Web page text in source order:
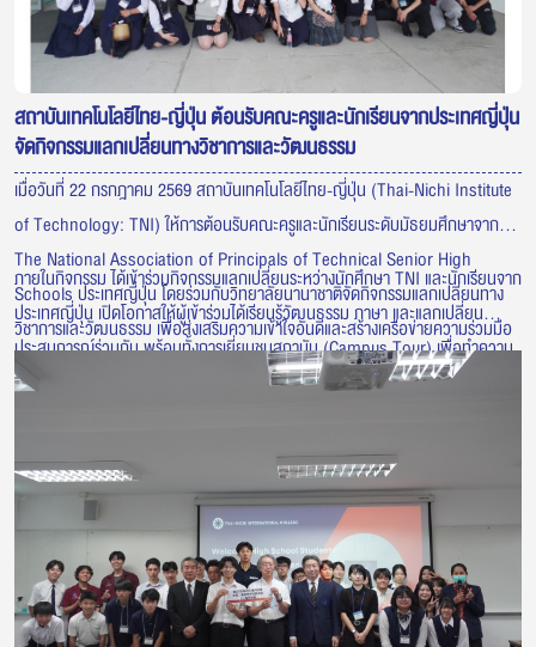
สถาบันเทคโนโลยีไทย-ญี่ปุ่น ต้อนรับคณะครูและนักเรียนจากประเทศญี่ปุ่น
จัดกิจกรรมแลกเปลี่ยนทางวิชาการและวัฒนธรรม
เมื่อวันที่ 22 กรกฎาคม 2569 สถาบันเทคโนโลยีไทย-ญี่ปุ่น (Thai-Nichi Institute
of Technology: TNI) ให้การต้อนรับคณะครูและนักเรียนระดับมัธยมศึกษาจาก
The National Association of Principals of Technical Senior High
Schools ประเทศญี่ปุ่น โดยร่วมกับวิทยาลัยนานาชาติจัดกิจกรรมแลกเปลี่ยนทาง
วิชาการและวัฒนธรรม เพื่อส่งเสริมความเข้าใจอันดีและสร้างเครือข่ายความร่วมมือ
ระหว่างเยาวชนไทยและญี่ปุ่น
ภายในกิจกรรม ได้เข้าร่วมกิจกรรมแลกเปลี่ยนระหว่างนักศึกษา TNI และนักเรียนจาก
ประเทศญี่ปุ่น เปิดโอกาสให้ผู้เข้าร่วมได้เรียนรู้วัฒนธรรม ภาษา และแลกเปลี่ยน
ประสบการณ์ร่วมกัน พร้อมทั้งการเยี่ยมชมสถาบัน (Campus Tour) เพื่อทำความ
รู้จักกับบรรยากาศการเรียนการสอน สิ่งอำนวยความสะดวก และศักยภาพด้านการ
รู้ และพัฒนาความร่วมมือด้านการศึกษากับสถาบันและองค์กรจากประเทศญี่ปุ่น
อย่างต่อเนื่อง